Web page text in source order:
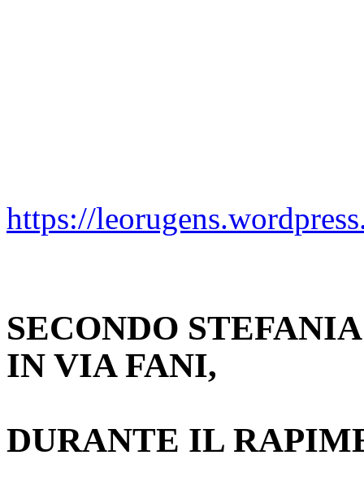
https://
SECONDO
IN VIA FANI,
DURANTE IL